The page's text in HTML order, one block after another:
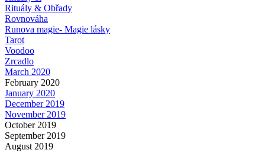
Rituály & Obřady
Rovnováha
Runova magie- Magie lásky
Tarot
Voodoo
Zrcadlo
March 2020
February 2020
January 2020
December 2019
November 2019
October 2019
September 2019
August 2019